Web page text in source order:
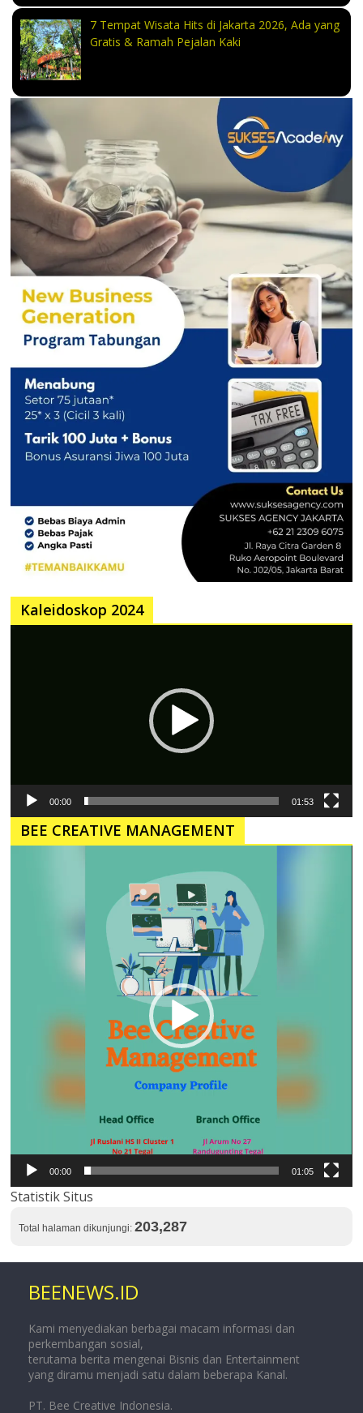
7 Tempat Wisata Hits di Jakarta 2026, Ada yang
Gratis & Ramah Pejalan Kaki
Kaleidoskop 2024
00:00 01:53
BEE CREATIVE MANAGEMENT
00:00 01:05
Statistik Situs
Total halaman dikunjungi:203,287
BEENEWS.ID
Kami menyediakan berbagai macam informasi dan
perkembangan sosial,
terutama berita mengenai Bisnis dan Entertainment
yang diramu menjadi satu dalam beberapa Kanal.
PT. Bee Creative Indonesia.